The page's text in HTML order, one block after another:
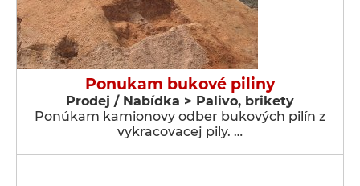
Ponukam bukové piliny
Prodej / Nabídka > Palivo, brikety
Ponúkam kamionovy odber bukových pilín z
vykracovacej pily. …